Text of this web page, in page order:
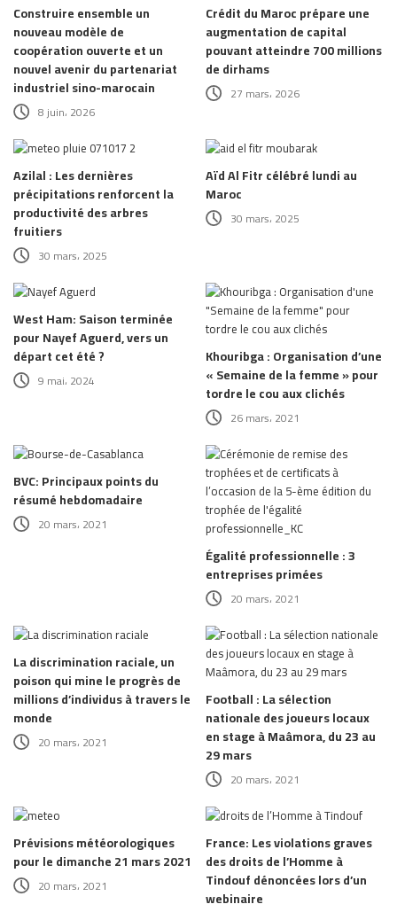
Construire ensemble un
nouveau modèle de
coopération ouverte et un
nouvel avenir du partenariat
industriel sino-marocain
8 juin، 2026
Crédit du Maroc prépare une
augmentation de capital
pouvant atteindre 700 millions
de dirhams
27 mars، 2026
Azilal : Les dernières
précipitations renforcent la
productivité des arbres
fruitiers
30 mars، 2025
Aïd Al Fitr célébré lundi au
Maroc
30 mars، 2025
West Ham: Saison terminée
pour Nayef Aguerd, vers un
départ cet été ?
9 mai، 2024
Khouribga : Organisation d’une
« Semaine de la femme » pour
tordre le cou aux clichés
26 mars، 2021
BVC: Principaux points du
résumé hebdomadaire
20 mars، 2021
Égalité professionnelle : 3
entreprises primées
20 mars، 2021
La discrimination raciale, un
poison qui mine le progrès de
millions d’individus à travers le
monde
20 mars، 2021
Football : La sélection
nationale des joueurs locaux
en stage à Maâmora, du 23 au
29 mars
20 mars، 2021
Prévisions météorologiques
pour le dimanche 21 mars 2021
20 mars، 2021
France: Les violations graves
des droits de l’Homme à
Tindouf dénoncées lors d’un
webinaire